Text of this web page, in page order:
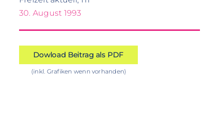
30. August 1993
Dowload Beitrag als PDF
(inkl. Grafiken wenn vorhanden)